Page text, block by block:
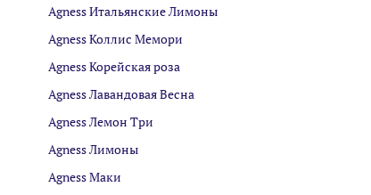
Agness Итальянские Лимоны
Agness Коллис Мемори
Agness Корейская роза
Agness Лавандовая Весна
Agness Лемон Три
Agness Лимоны
Agness Маки